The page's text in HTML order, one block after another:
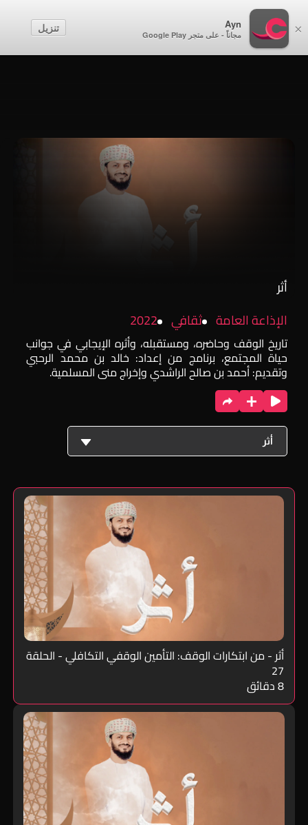
×
Ayn
مجاناً - على متجر Google Play
تنزيل
إنشاء حساب
أثر
الإذاعة العامة
ثقافي 2022
تاريخ الوقف وحاضره، ومستقبله، وأثره الإيجابي في جوانب
حياة المجتمع، برنامج من إعداد: خالد بن محمد الرحبي
وتقديم: أحمد بن صالح الراشدي وإخراج منى المسلمية.
أثر
أثر - من ابتكارات الوقف: التأمين الوقفي التكافلي - الحلقة
27
8 دقائق